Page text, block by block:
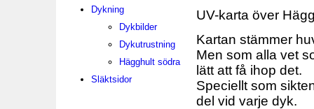
Dykning
Dykbilder
Dykutrustning
Hägghult södra
Släktsidor
UV-karta över
Kartan stämmer
Men som alla vet
lätt att få ihop det.
Speciellt som
del vid varje dyk.